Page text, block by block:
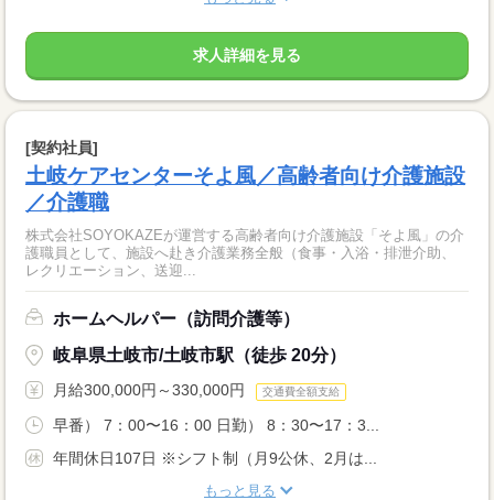
求人詳細を見る
[契約社員]
土岐ケアセンターそよ風／高齢者向け介護施設
／介護職
株式会社SOYOKAZEが運営する高齢者向け介護施設「そよ風」の介
護職員として、施設へ赴き介護業務全般（食事・入浴・排泄介助、
レクリエーション、送迎...
ホームヘルパー（訪問介護等）
岐阜県土岐市/土岐市駅（徒歩 20分）
月給300,000円～330,000円 交通費全額支給
早番） 7：00〜16：00 日勤） 8：30〜17：3...
年間休日107日 ※シフト制（月9公休、2月は...
もっと見る